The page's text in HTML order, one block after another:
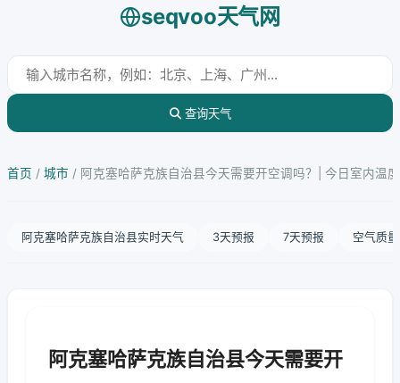
seqvoo天气网
查询天气
首页 / 城市 / 阿克塞哈萨克族自治县今天需要开空调吗？| 今日室内温
阿克塞哈萨克族自治县实时天气 3天预报 7天预报 空气质量
阿克塞哈萨克族自治县今天需要开